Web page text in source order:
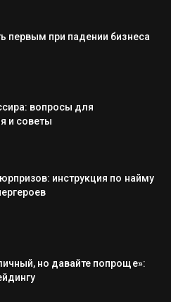
первым при падении бизнеса
вопросы для
и советы
инструкция по найму
но давайте попроще»: